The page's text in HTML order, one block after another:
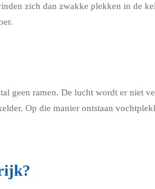
zich dan zwakke plekken in de
geen ramen. De lucht wordt er niet
Op die manier ontstaan